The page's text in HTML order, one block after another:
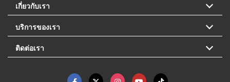
เกี่ยวกับเรา
บริการของเรา
ติดต่อเรา